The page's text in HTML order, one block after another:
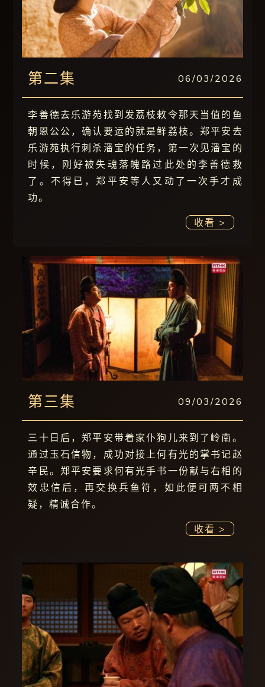
第二集 06/03/2026
李善德去乐游苑找到发荔枝敕令那天当值的鱼
朝恩公公，确认要运的就是鲜荔枝。郑平安去
乐游苑执行刺杀潘宝的任务，第一次见潘宝的
时候，刚好被失魂落魄路过此处的李善德救
了。不得已，郑平安等人又动了一次手才成
功。
收看 >
第三集 09/03/2026
三十日后，郑平安带着家仆狗儿来到了岭南。
通过玉石信物，成功对接上何有光的掌书记赵
辛民。郑平安要求何有光手书一份献与右相的
效忠信后，再交换兵鱼符，如此便可两不相
疑，精诚合作。
收看 >